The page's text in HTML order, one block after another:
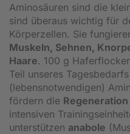
Aminosäuren sind die
sind überaus wichtig für
Körperzellen. Sie
Muskeln, Sehnen,
Haare. 100 g
Teil unseres
(lebensnotwendigen)
fördern die
intensiven
unterstützen anabole